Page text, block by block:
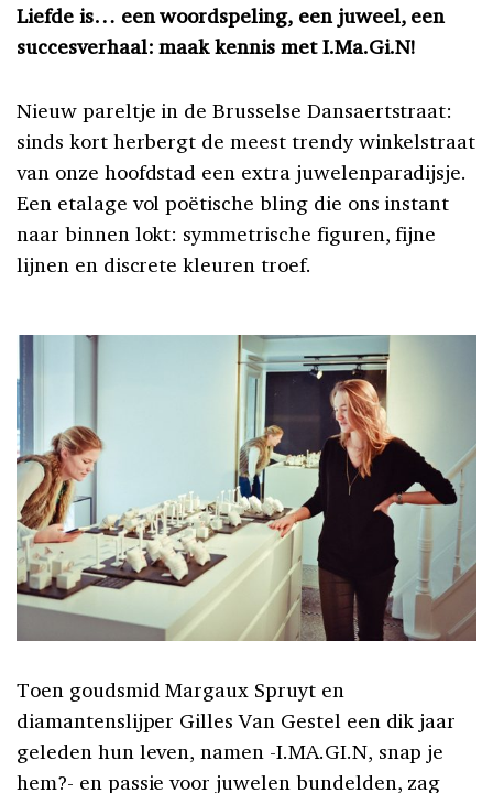
Liefde is… een woordspeling, een juweel, een
succesverhaal: maak kennis met I.Ma.Gi.N!
Nieuw pareltje in de Brusselse Dansaertstraat:
sinds kort herbergt de meest trendy winkelstraat
van onze hoofdstad een extra juwelenparadijsje.
Een etalage vol poëtische bling die ons instant
naar binnen lokt: symmetrische figuren, fijne
lijnen en discrete kleuren troef.
Toen goudsmid Margaux Spruyt en
diamantenslijper Gilles Van Gestel een dik jaar
geleden hun leven, namen -I.MA.GI.N, snap je
hem?- en passie voor juwelen bundelden, zag